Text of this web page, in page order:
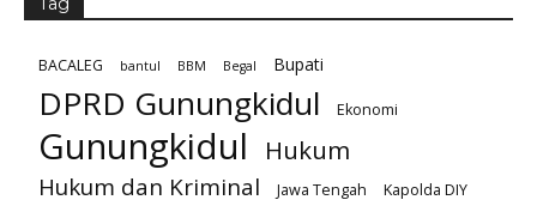
BACALEG bantul BBM Begal Bupati
DPRD Gunungkidul Ekonomi
Gunungkidul Hukum
Hukum dan Kriminal Jawa Tengah
Kapolda DIY